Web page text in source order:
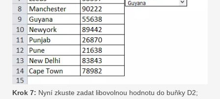
Krok 7: Nyní zkuste zadat libovolnou hodnotu do buňky D2;